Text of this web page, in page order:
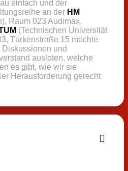
einfach und der
an der HM
Raum 023 Audimax,
(Technischen Universität
Türkenstraße 15 möchte
und
ausloten, welche
es gibt, wie wir sie
Herausforderung gerecht